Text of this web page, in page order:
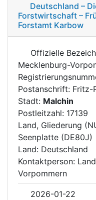
Deutschland –
Forstwirtschaft –
Forstamt Karbow
Offizielle
Mecklenburg-
Postanschrift: Fritz-
Stadt: Malchin
Postleitzahl: 17139
Land, Gliederung
Seenplatte (DE80J)
Land: Deutschland
Kontaktperson:
Vorpommern
2026-01-22